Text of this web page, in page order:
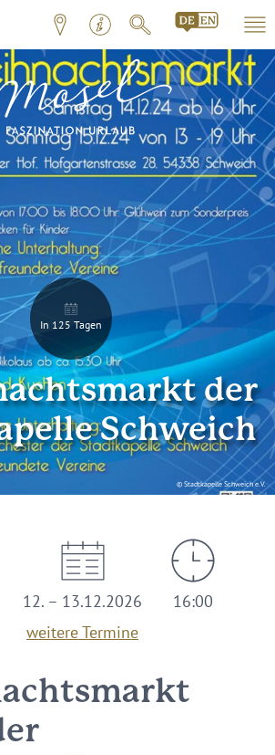
© Stadtkapelle Schweich e.V.
In 125 Tagen
der
Schweich
12. – 13.12.2026
weitere Termine
16:00